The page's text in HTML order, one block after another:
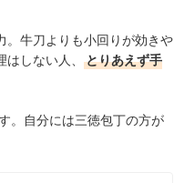
。牛刀よりも小回りが効きや
しない人、
とりあえず手
。
自分には三徳包丁の方が